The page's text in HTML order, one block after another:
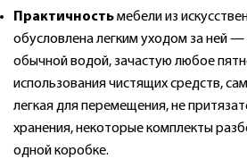
Практичностьмебели из
обусловлена легким уходом за ней —
обычной водой, зачастую любое
использования чистящих средств,
легкая для перемещения, не
хранения, некоторые комплекты
одной коробке.